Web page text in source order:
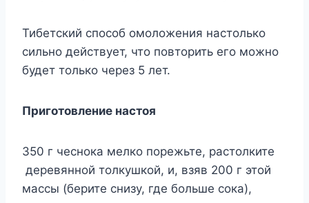
Тибетский способ омоложения настолько
сильно действует, что повторить его можно
будет только через 5 лет.
Приготовление настоя
350 г чеснока мелко порежьте, растолките
деревянной толкушкой, и, взяв 200 г этой
массы (берите снизу, где больше сока),